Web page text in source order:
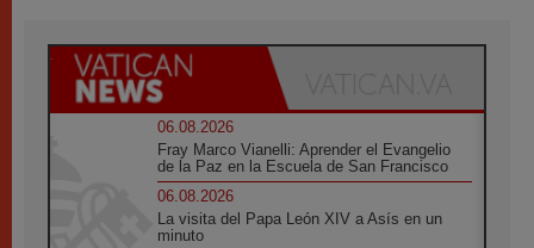
06.08.2026
Fray Marco Vianelli: Aprender el Evangelio
de la Paz en la Escuela de San Francisco
06.08.2026
La visita del Papa León XIV a Asís en un
minuto